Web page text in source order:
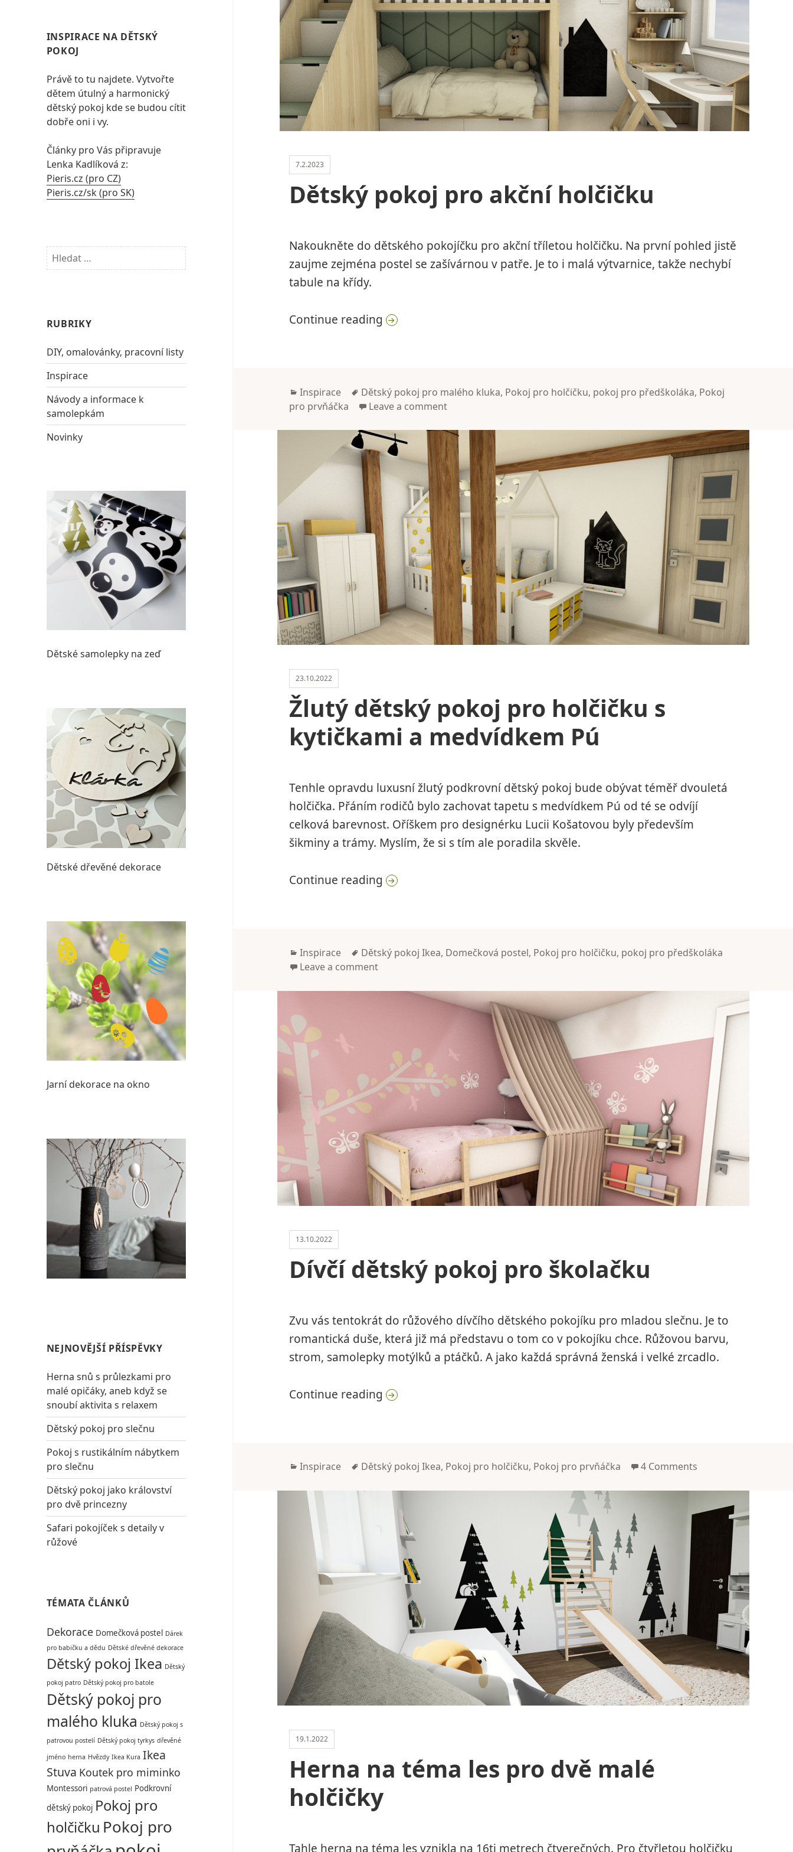
INSPIRACE NA DĚTSKÝ
POKOJ
Právě to tu najdete. Vytvořte
dětem útulný a harmonický
dětský pokoj kde se budou cítit
dobře oni i vy.
Články pro Vás připravuje
Lenka Kadlíková z:
Pieris.cz (pro CZ)
Pieris.cz/sk (pro SK)
Vyhledávání
RUBRIKY
DIY, omalovánky, pracovní listy
Inspirace
Návody a informace k
samolepkám
Novinky
Dětské samolepky na zeď
Dětské dřevěné dekorace
Jarní dekorace na okno
NEJNOVĚJŠÍ PŘÍSPĚVKY
Herna snů s průlezkami pro
malé opičáky, aneb když se
snoubí aktivita s relaxem
Dětský pokoj pro slečnu
Pokoj s rustikálním nábytkem
pro slečnu
Dětský pokoj jako království
pro dvě princezny
Safari pokojíček s detaily v
růžové
TÉMATA ČLÁNKŮ
Dekorace Domečková postel Dárek
pro babičku a dědu Dětské dřevěné dekorace
Dětský pokoj Ikea Dětský
pokoj patro Dětský pokoj pro batole
Dětský pokoj pro
malého kluka Dětský pokoj s
patrovou postelí Dětský pokoj tyrkys dřevěné
jméno herna Hvězdy Ikea Kura Ikea
Stuva Koutek pro miminko
Montessori patrová postel Podkrovní
dětský pokoj Pokoj pro
holčičku Pokoj pro
7.2.2023
Dětský pokoj pro akční holčičku
Nakoukněte do dětského pokojíčku pro akční tříletou holčičku. Na první pohled jistě
zaujme zejména postel se zašívárnou v patře. Je to i malá výtvarnice, takže nechybí
tabule na křídy.
Continue readingDětský pokoj pro akční holčičku
Categories
Inspirace Tags
Dětský pokoj pro malého kluka, Pokoj pro holčičku, pokoj pro předškoláka, Pokoj
pro prvňáčka
Leave a comment
23.10.2022
Žlutý dětský pokoj pro holčičku s
kytičkami a medvídkem Pú
Tenhle opravdu luxusní žlutý podkrovní dětský pokoj bude obývat téměř dvouletá
holčička. Přáním rodičů bylo zachovat tapetu s medvídkem Pú od té se odvíjí
celková barevnost. Oříškem pro designérku Lucii Košatovou byly především
šikminy a trámy. Myslím, že si s tím ale poradila skvěle.
Continue readingŽlutý dětský pokoj pro holčičku s kytičkami a medvídkem Pú
Categories
Inspirace Tags
Dětský pokoj Ikea, Domečková postel, Pokoj pro holčičku, pokoj pro předškoláka
Leave a comment
13.10.2022
Dívčí dětský pokoj pro školačku
Zvu vás tentokrát do růžového dívčího dětského pokojíku pro mladou slečnu. Je to
romantická duše, která již má představu o tom co v pokojíku chce. Růžovou barvu,
strom, samolepky motýlků a ptáčků. A jako každá správná ženská i velké zrcadlo.
Continue readingDívčí dětský pokoj pro školačku
Categories
Inspirace Tags
Dětský pokoj Ikea, Pokoj pro holčičku, Pokoj pro prvňáčka 4 Comments
19.1.2022
Herna na téma les pro dvě malé
holčičky
Tahle herna na téma les vznikla na 16ti metrech čtverečných. Pro čtyřletou holčičku